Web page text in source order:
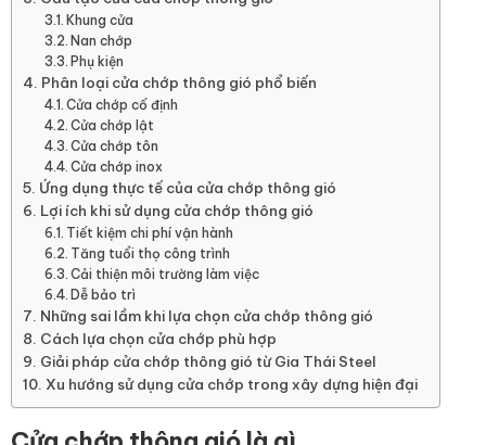
Khung cửa
Nan chớp
Phụ kiện
Phân loại cửa chớp thông gió phổ biến
Cửa chớp cố định
Cửa chớp lật
Cửa chớp tôn
Cửa chớp inox
Ứng dụng thực tế của cửa chớp thông gió
Lợi ích khi sử dụng cửa chớp thông gió
Tiết kiệm chi phí vận hành
Tăng tuổi thọ công trình
Cải thiện môi trường làm việc
Dễ bảo trì
Những sai lầm khi lựa chọn cửa chớp thông gió
Cách lựa chọn cửa chớp phù hợp
Giải pháp cửa chớp thông gió từ Gia Thái Steel
Xu hướng sử dụng cửa chớp trong xây dựng hiện đại